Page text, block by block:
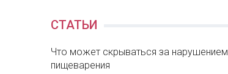
СТАТЬИ
Что может скрываться за нарушением
пищеварения